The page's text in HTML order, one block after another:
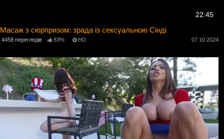
22:45
Масаж з сюрпризом: зрада із сексуальною Сінді
4458 переглядів 83% HD 07.10.2024